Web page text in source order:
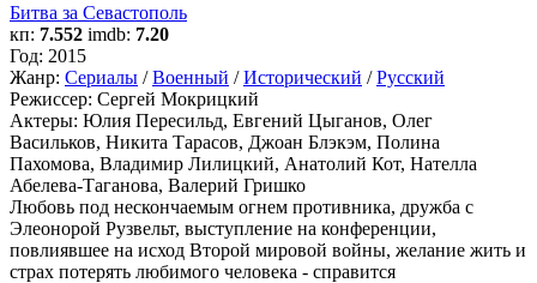
Битва за Севастополь
кп: 7.552 imdb: 7.20
Год: 2015
Жанр: Сериалы /Военный /Исторический /Русский
Режиссер: Сергей Мокрицкий
Актеры: Юлия Пересильд, Евгений Цыганов, Олег
Васильков, Никита Тарасов, Джоан Блэкэм, Полина
Пахомова, Владимир Лилицкий, Анатолий Кот, Нателла
Абелева-Таганова, Валерий Гришко
Любовь под нескончаемым огнем противника, дружба с
Элеонорой Рузвельт, выступление на конференции,
повлиявшее на исход Второй мировой войны, желание жить и
страх потерять любимого человека - справится